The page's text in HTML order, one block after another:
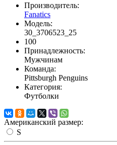
Производитель:
Fanatics
Модель:
30_3706523_25
100
Принадлежность:
Мужчинам
Команда:
Pittsburgh Penguins
Категория:
Футболки
Американский размер:
S